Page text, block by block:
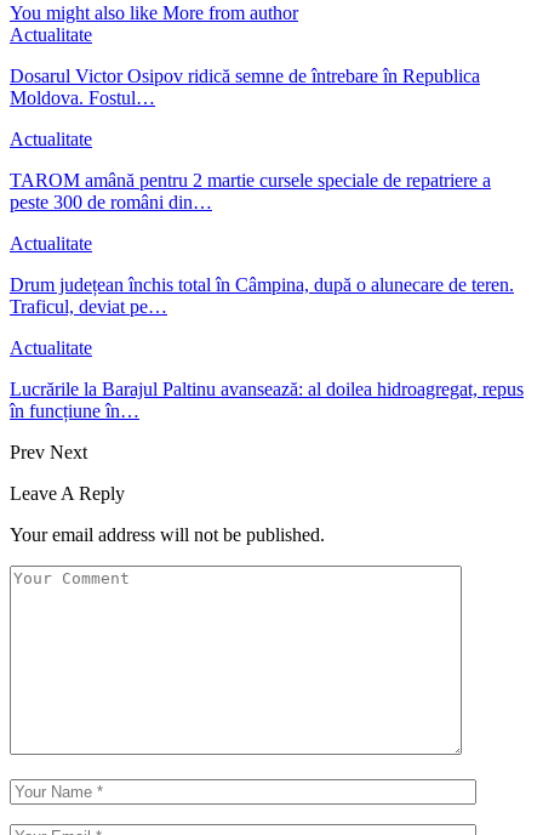
You might also like More from author
Actualitate
Dosarul Victor Osipov ridică semne de întrebare în Republica
Moldova. Fostul…
Actualitate
TAROM amână pentru 2 martie cursele speciale de repatriere a
peste 300 de români din…
Actualitate
Drum județean închis total în Câmpina, după o alunecare de teren.
Traficul, deviat pe…
Actualitate
Lucrările la Barajul Paltinu avansează: al doilea hidroagregat, repus
în funcțiune în…
Prev Next
Leave A Reply
Your email address will not be published.